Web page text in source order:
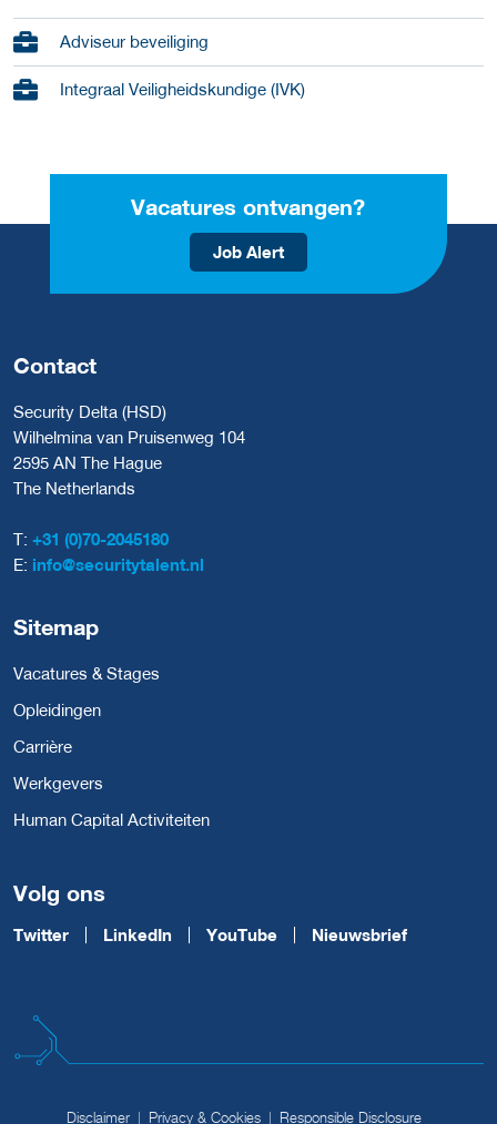
Adviseur beveiliging
Integraal Veiligheidskundige (IVK)
Vacatures ontvangen?
Job Alert
Contact
Security Delta (HSD)
Wilhelmina van Pruisenweg 104
2595 AN The Hague
The Netherlands
T: +31 (0)70-2045180
E: info@securitytalent.nl
Sitemap
Vacatures & Stages
Opleidingen
Carrière
Werkgevers
Human Capital Activiteiten
Volg ons
Twitter LinkedIn YouTube Nieuwsbrief
Disclaimer Privacy & Cookies Responsible Disclosure